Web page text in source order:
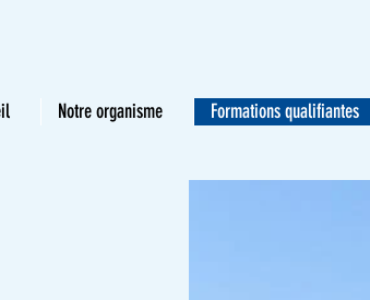
Notre organisme Formations qualifiantes